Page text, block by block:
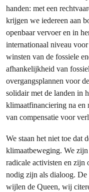
handen: met een
krijgen we iedereen aan
openbaar vervoer en in
internationaal niveau
winsten van de fossiele
afhankelijkheid van
overgangsplannen voor
solidair met de landen in
klimaatfinanciering na en
van compensatie voor
We staan het niet toe dat
klimaatbeweging. We
radicale activisten en zijn
nodig zijn als dialoog. De
wijlen de Queen, wij